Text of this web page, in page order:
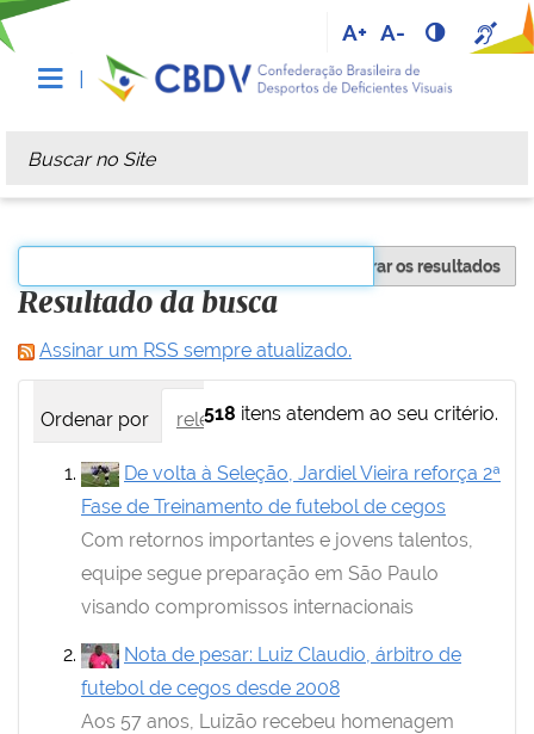
A+ A-
Busca
Busca Avançada…
Filtrar os resultados
Resultado da busca
Assinar um RSS sempre atualizado.
518 itens atendem ao seu critério.
Ordenar por relevância data (mais recente
De volta à Seleção, Jardiel Vieira reforça 2ª
Fase de Treinamento de futebol de cegos
Com retornos importantes e jovens talentos,
equipe segue preparação em São Paulo
visando compromissos internacionais
Nota de pesar: Luiz Claudio, árbitro de
futebol de cegos desde 2008
Aos 57 anos, Luizão recebeu homenagem